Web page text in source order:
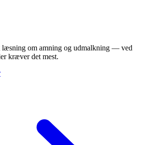
læsning om amning og udmalkning — ved
kræver det mest.